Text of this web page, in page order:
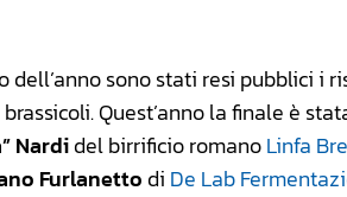
dell’anno sono stati resi pubblici i
Quest’anno la finale è
Nardidel birrificio romanoLinfa
Furlanetto di De Lab